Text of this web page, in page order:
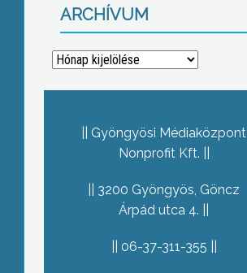
ARCHÍVUM
Archívum
Gyöngyösi Médiaközpont
Nonprofit Kft.
3200 Gyöngyös, Göncz
Árpád utca 4.
06-37-311-355